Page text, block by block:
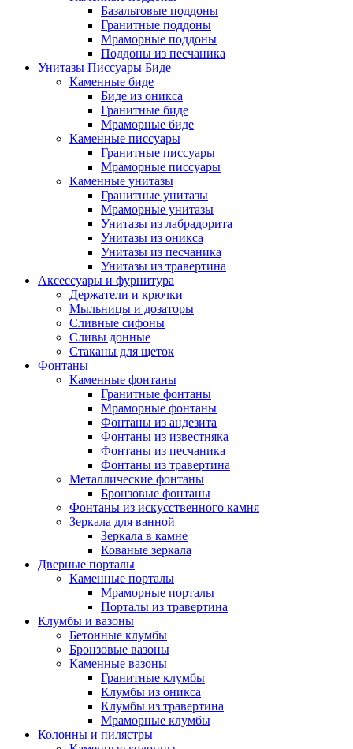
Базальтовые поддоны
Гранитные поддоны
Мраморные поддоны
Поддоны из песчаника
Унитазы Писсуары Биде
Каменные биде
Биде из оникса
Гранитные биде
Мраморные биде
Каменные писсуары
Гранитные писсуары
Мраморные писсуары
Каменные унитазы
Гранитные унитазы
Мраморные унитазы
Унитазы из лабрадорита
Унитазы из оникса
Унитазы из песчаника
Унитазы из травертина
Аксессуары и фурнитура
Держатели и крючки
Мыльницы и дозаторы
Сливные сифоны
Сливы донные
Стаканы для щеток
Фонтаны
Каменные фонтаны
Гранитные фонтаны
Мраморные фонтаны
Фонтаны из андезита
Фонтаны из известняка
Фонтаны из песчаника
Фонтаны из травертина
Металлические фонтаны
Бронзовые фонтаны
Фонтаны из искусственного камня
Зеркала для ванной
Зеркала в камне
Кованые зеркала
Дверные порталы
Каменные порталы
Мраморные порталы
Порталы из травертина
Клумбы и вазоны
Бетонные клумбы
Бронзовые вазоны
Каменные вазоны
Гранитные клумбы
Клумбы из оникса
Клумбы из травертина
Мраморные клумбы
Колонны и пилястры